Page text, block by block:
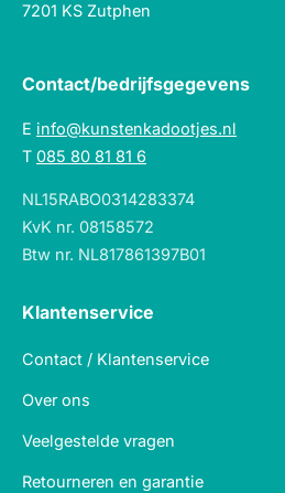
7201 KS Zutphen
Contact/bedrijfsgegevens
E info@kunstenkadootjes.nl
T 085 80 81 81 6
NL15RABO0314283374
KvK nr. 08158572
Btw nr. NL817861397B01
Klantenservice
Contact / Klantenservice
Over ons
Veelgestelde vragen
Retourneren en garantie